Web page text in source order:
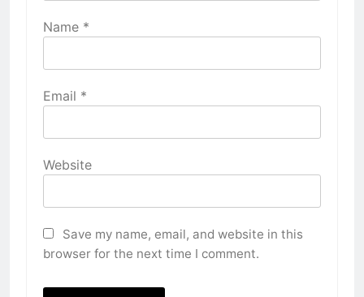
Name *
Email *
Website
Save my name, email, and website in this
browser for the next time I comment.